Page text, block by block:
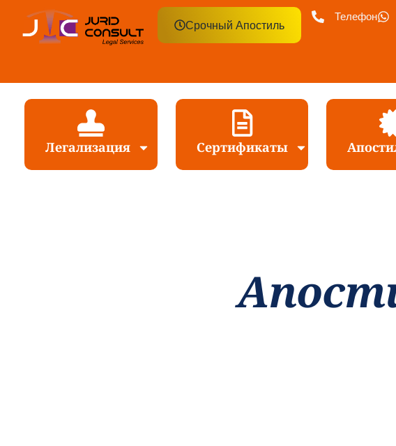
Срочный Апостиль
Телефон
Легализация Сертификаты